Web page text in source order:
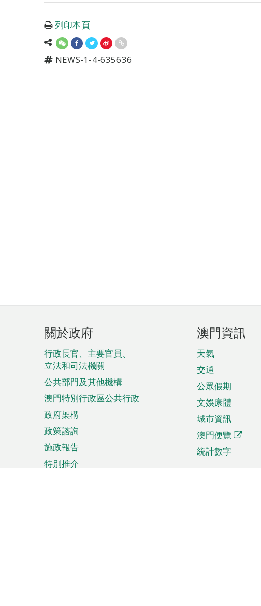
列印本頁
NEWS-1-4-635636
頁
腳
菜
單
關於政府
行政長官、主要官員、
立法和司法機關
公共部門及其他機構
澳門特別行政區公共行政
政府架構
政策諮詢
施政報告
特別推介
澳門資訊
天氣
交通
公眾假期
文娛康體
城市資訊
澳門便覽
統計數字